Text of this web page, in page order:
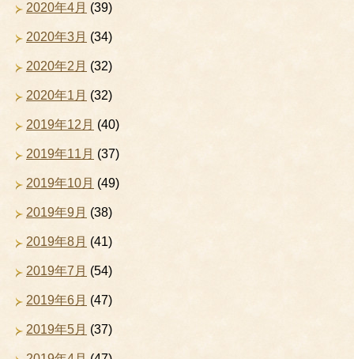
2020年4月 (39)
2020年3月 (34)
2020年2月 (32)
2020年1月 (32)
2019年12月 (40)
2019年11月 (37)
2019年10月 (49)
2019年9月 (38)
2019年8月 (41)
2019年7月 (54)
2019年6月 (47)
2019年5月 (37)